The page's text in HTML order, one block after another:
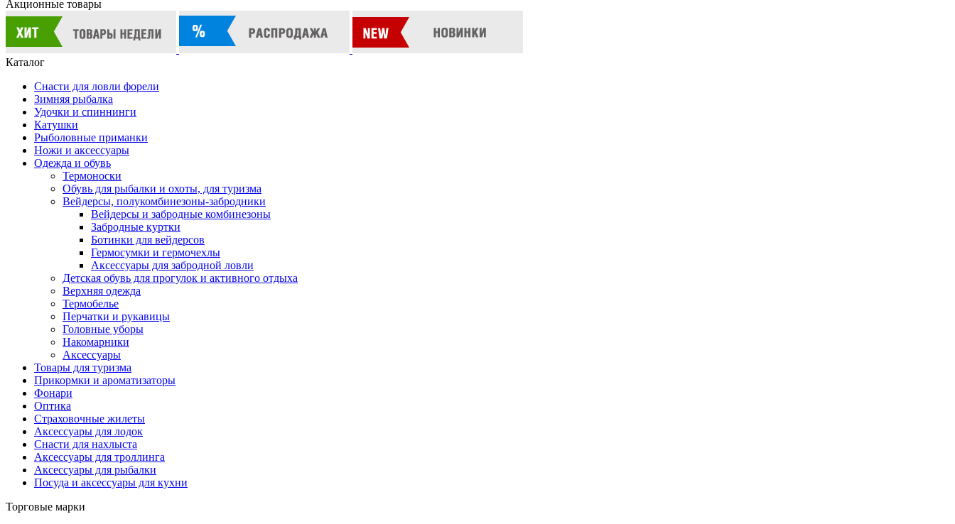
Акционные товары
Каталог
Снасти для ловли форели
Зимняя рыбалка
Удочки и спиннинги
Катушки
Рыболовные приманки
Ножи и аксессуары
Одежда и обувь
Термоноски
Обувь для рыбалки и охоты, для туризма
Вейдерсы, полукомбинезоны-забродники
Вейдерсы и забродные комбинезоны
Забродные куртки
Ботинки для вейдерсов
Гермосумки и гермочехлы
Аксессуары для забродной ловли
Детская обувь для прогулок и активного отдыха
Верхняя одежда
Термобелье
Перчатки и рукавицы
Головные уборы
Накомарники
Аксессуары
Товары для туризма
Прикормки и ароматизаторы
Фонари
Оптика
Страховочные жилеты
Аксессуары для лодок
Снасти для нахлыста
Аксессуары для троллинга
Аксессуары для рыбалки
Посуда и аксессуары для кухни
Торговые марки